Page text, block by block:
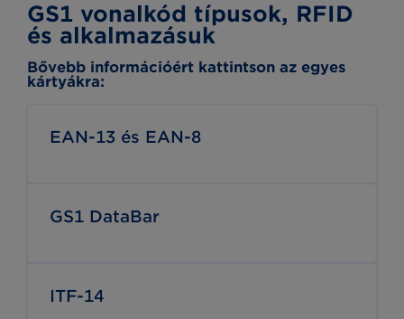
GS1 vonalkód típusok, RFID
és alkalmazásuk
Bővebb információért kattintson az egyes
kártyákra:
EAN-13 és EAN-8
GS1 DataBar
ITF-14